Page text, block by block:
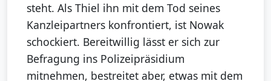
steht. Als Thiel ihn mit dem Tod seines
Kanzleipartners konfrontiert, ist Nowak
schockiert. Bereitwillig lässt er sich zur
Befragung ins Polizeipräsidium
mitnehmen, bestreitet aber, etwas mit dem